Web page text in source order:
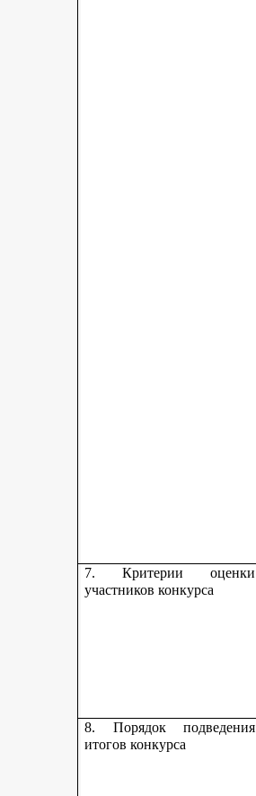
7. Критерии оценки
участников конкурса
8. Порядок подведения
итогов конкурса